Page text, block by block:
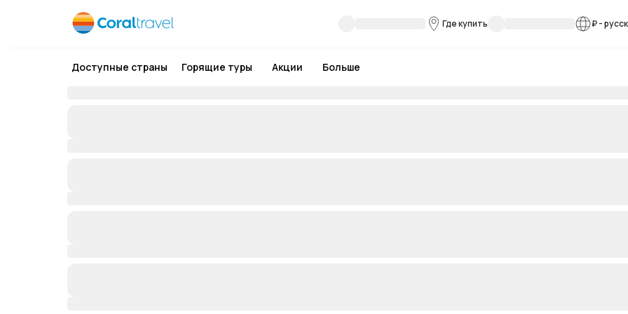
Где купить ₽-
Доступные страны Горящие туры Акции Больше